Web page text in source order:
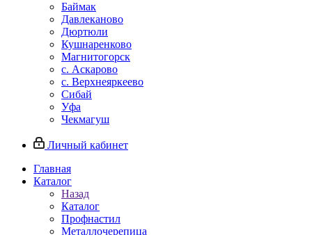
Баймак
Давлеканово
Дюртюли
Кушнаренково
Магнитогорск
с. Аскарово
с. Верхнеяркеево
Сибай
Уфа
Чекмагуш
Личный кабинет
Главная
Каталог
Назад
Каталог
Профнастил
Металлочерепица